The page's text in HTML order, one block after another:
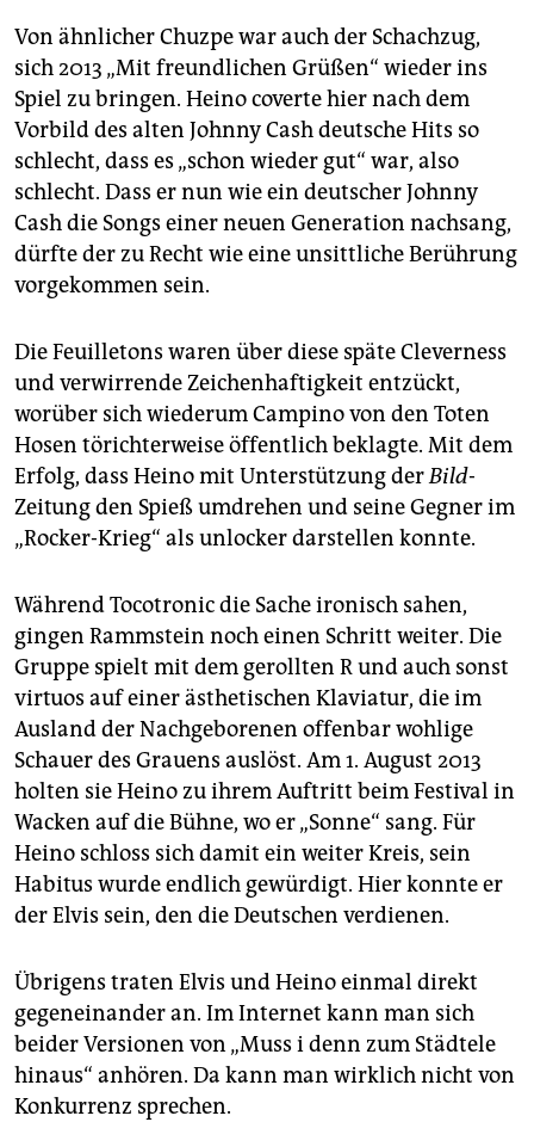
Von ähnlicher Chuzpe war auch der Schachzug,
sich 2013 „Mit freundlichen Grüßen“ wieder ins
Spiel zu bringen. Heino coverte hier nach dem
Vorbild des alten Johnny Cash deutsche Hits so
schlecht, dass es „schon wieder gut“ war, also
schlecht. Dass er nun wie ein deutscher Johnny
Cash die Songs einer neuen Generation nachsang,
dürfte der zu Recht wie eine unsittliche Berührung
vorgekommen sein.
Die Feuilletons waren über diese späte Cleverness
und verwirrende Zeichenhaftigkeit entzückt,
worüber sich wiederum Campino von den Toten
Hosen törichterweise öffentlich beklagte. Mit dem
Erfolg, dass Heino mit Unterstützung derBild-
Zeitung den Spieß umdrehen und seine Gegner im
„Rocker-Krieg“ als unlocker darstellen konnte.
Während Tocotronic die Sache ironisch sahen,
gingen Rammstein noch einen Schritt weiter. Die
Gruppe spielt mit dem gerollten R und auch sonst
virtuos auf einer ästhetischen Klaviatur, die im
Ausland der Nachgeborenen offenbar wohlige
Schauer des Grauens auslöst. Am 1. August 2013
holten sie Heino zu ihrem Auftritt beim Festival in
Wacken auf die Bühne, wo er „Sonne“ sang. Für
Heino schloss sich damit ein weiter Kreis, sein
Habitus wurde endlich gewürdigt. Hier konnte er
der Elvis sein, den die Deutschen verdienen.
Übrigens traten Elvis und Heino einmal direkt
gegeneinander an. Im Internet kann man sich
beider Versionen von „Muss i denn zum Städtele
hinaus“ anhören. Da kann man wirklich nicht von
Konkurrenz sprechen.